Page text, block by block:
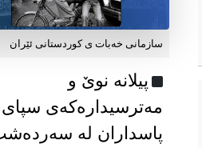
سازمانی خەبات ی كوردستانی ئێران
پیلانە نوێ و
مەترسیدارەکەی سپای
پاسداران لە